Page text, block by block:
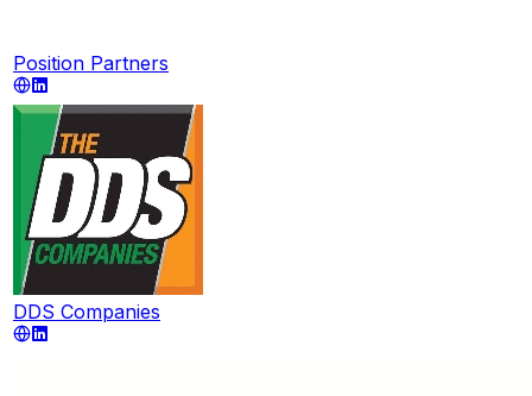
Position Partners
DDS Companies